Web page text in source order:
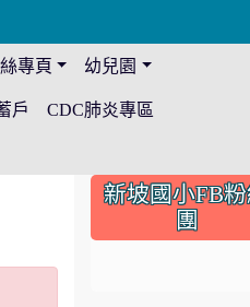
專頁 幼兒園
戶 CDC肺炎專區
:::
新坡國小FB
團